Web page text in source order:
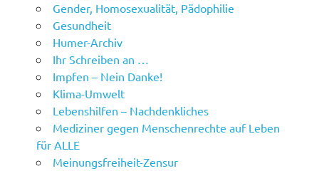
Gender, Homosexualität, Pädophilie
Gesundheit
Humer-Archiv
Ihr Schreiben an …
Impfen – Nein Danke!
Klima-Umwelt
Lebenshilfen – Nachdenkliches
Mediziner gegen Menschenrechte auf Leben
für ALLE
Meinungsfreiheit-Zensur